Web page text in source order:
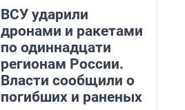
ВСУ ударили
дронами и ракетами
по одиннадцати
регионам России.
Власти сообщили о
погибших и раненых